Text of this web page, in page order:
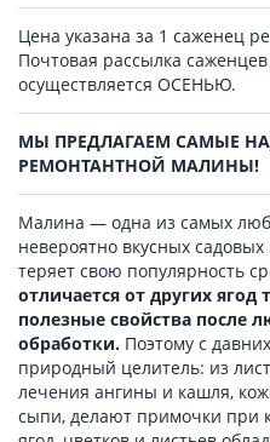
Цена указана за 1 саженец
Почтовая рассылка
осуществляется ОСЕНЬЮ.
МЫ ПРЕДЛАГАЕМ САМЫЕ
РЕМОНТАНТНОЙ МАЛИНЫ!
Малина — одна из самых
невероятно вкусных
теряет свою популярность
отличается от других ягод
полезные свойства после
обработки. Поэтому с
природный целитель: из
лечения ангины и кашля,
сыпи, делают примочки при